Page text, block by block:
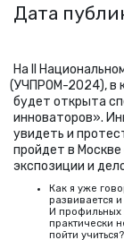
Дата
На II
(УЧПРОМ-2024), в
будет открыта
инноваторов».
увидеть и
пройдет в
экспозиции и
Как я уже
развивается
И профильных
практически
пойти